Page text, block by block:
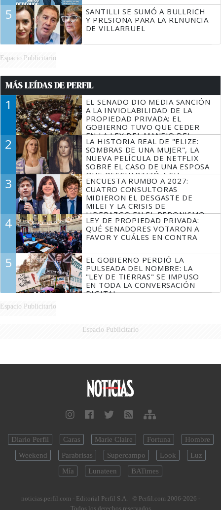
5
SANTILLI SE SUMÓ A BULLRICH
Y PRESIONA PARA LA RENUNCIA
DE VILLARRUEL
Espacio Publicitario
MÁS LEÍDAS DE PERFIL
1
EL SENADO DIO MEDIA SANCIÓN
A LA INVIOLABILIDAD DE LA
PROPIEDAD PRIVADA: EL
GOBIERNO TUVO QUE CEDER
EN LA LEY DEL MANEJO DEL
FUEGO
2
LA HISTORIA REAL DE "ELIZE:
SOMBRAS DE UNA MUJER", LA
NUEVA PELÍCULA DE NETFLIX
SOBRE EL CASO DE UNA ESPOSA
QUE DESCUARTIZÓ A SU
MARIDO
3
ENCUESTA RUMBO A 2027:
CUATRO CONSULTORAS
MIDIERON EL DESGASTE DE
MILEI Y LA CRISIS DE
LIDERAZGO EN EL PERONISMO
4
LEY DE PROPIEDAD PRIVADA:
QUÉ SENADORES VOTARON A
FAVOR Y CUÁLES EN CONTRA
5
EL GOBIERNO PERDIÓ LA
PULSEADA DEL NOMBRE: LA
"LEY DE TIERRAS" SE IMPUSO
EN TODA LA CONVERSACIÓN
DIGITAL
Espacio Publicitario
Espacio Publicitario
Diario Perfil Caras Marie Claire Fortuna
Hombre
Weekend
Parabrisas Supercampo Look
Luz
Mía
Lunateen BATimes
noticias.perfil.com - Editorial Perfil S.A. | © Perfil.com 2006-2026 -
Todos los derechos reservados